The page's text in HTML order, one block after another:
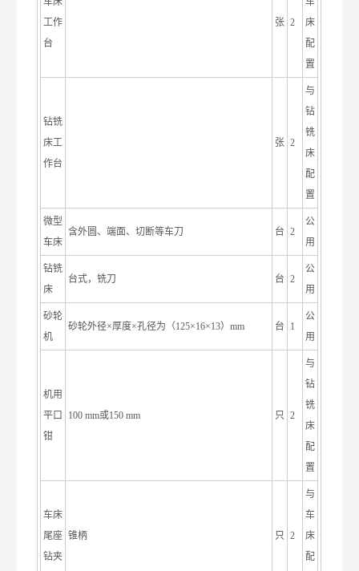
工作
台
张 2
床
配
置
钻铣
床工
作台
张 2
与
钻
铣
床
配
置
微型
车床
含外圆、端面、切断等车刀 台 2
公
用
钻铣
床
台式，铣刀 台 2
公
用
砂轮
机
砂轮外径×厚度×孔径为（125×16×13）mm 台 1
公
用
机用
平口
钳
100 mm或150 mm 只 2
与
钻
铣
床
配
置
车床
尾座
钻夹
锥柄 只 2
与
车
床
配